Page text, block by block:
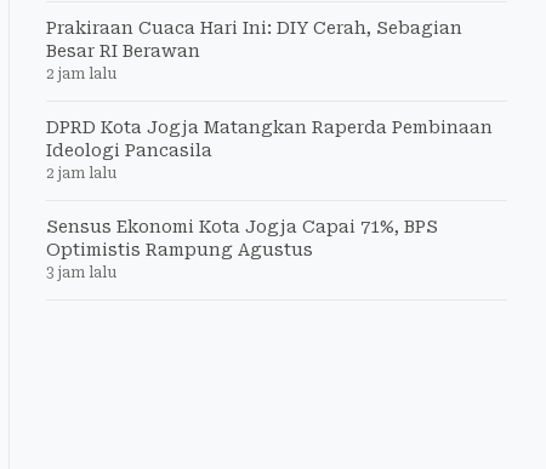
Prakiraan Cuaca Hari Ini: DIY Cerah, Sebagian
Besar RI Berawan
2 jam lalu
DPRD Kota Jogja Matangkan Raperda Pembinaan
Ideologi Pancasila
2 jam lalu
Sensus Ekonomi Kota Jogja Capai 71%, BPS
Optimistis Rampung Agustus
3 jam lalu